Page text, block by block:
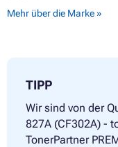
Mehr über die Marke »
TIPP
Wir sind von der
827A (CF302A) -
TonerPartner